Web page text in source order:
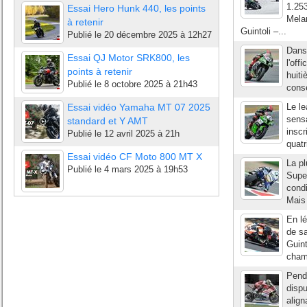
Essai Hero Hunk 440, les points
à retenir
Publié le 20 décembre 2025 à 12h27
Essai QJ Motor SRK800, les
points à retenir
Publié le 8 octobre 2025 à 21h43
Essai vidéo Yamaha MT 07 2025
standard et Y AMT
Publié le 12 avril 2025 à 21h
Essai vidéo CF Moto 800 MT X
Publié le 4 mars 2025 à 19h53
Guintoli –...
Le
La
En
de